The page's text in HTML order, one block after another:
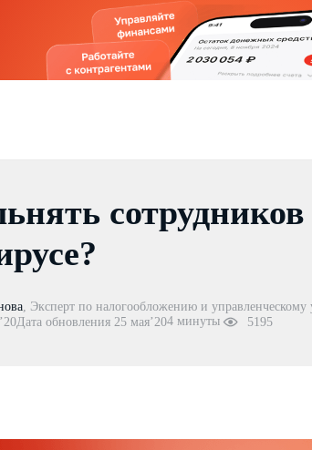
, Эксперт по налогообложению и управленческому
Дата обновления 25 мая’204 минуты 5195